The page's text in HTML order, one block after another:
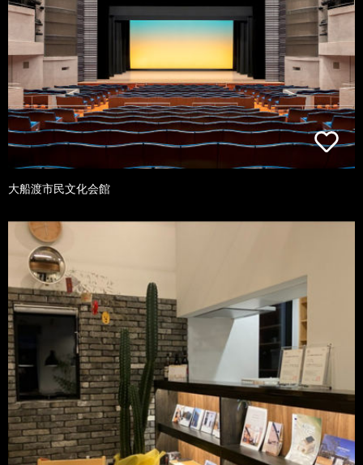
大船渡市民文化会館